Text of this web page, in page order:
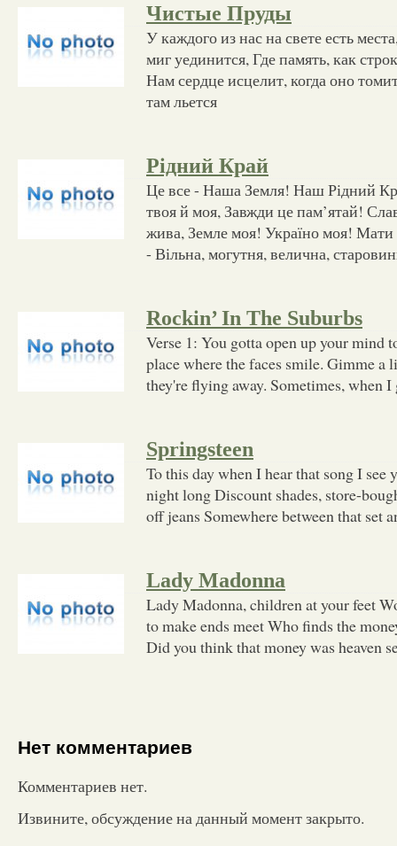
Чистые Пруды
У каждого из нас на свете есть
миг уединится, Где память, как
Нам сердце исцелит, когда оно
там льется
Рідний Край
Це все - Наша Земля! Наш Рідний
твоя й моя, Завжди це пам’ятай!
жива, Земле моя! Україно моя! Мати -
- Вільна, могутня, велична,
Rockin’ In The Suburbs
Verse 1: You gotta open up your mind
place where the faces smile. Gimme a
they're flying away. Sometimes, when
Springsteen
To this day when I hear that song I see
night long Discount shades, store-
off jeans Somewhere between that set
Lady Madonna
Lady Madonna, children at your feet
to make ends meet Who finds the
Did you think that money was heaven
Нет комментариев
Комментариев нет.
Извините, обсуждение на данный момент закрыто.